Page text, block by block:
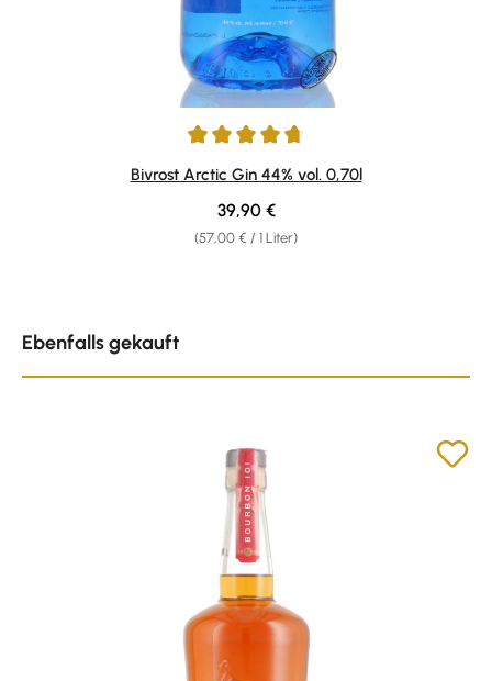
Durchschnittliche Bewertung von 4.8 von 5 Sternen
Bivrost Arctic Gin 44% vol. 0,70l
(57,00 € / 1 Liter)
Regulärer Preis:
39,90 €
Ebenfalls gekauft